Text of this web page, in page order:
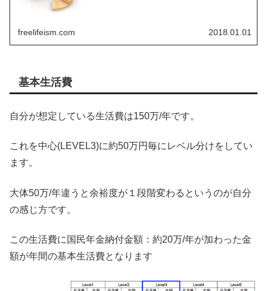
freelifeism.com 2018.01.01
基本生活費
自分が想定している生活費は150万/年です。
これを中心(LEVEL3)に約50万円毎にレベル分けをしてい
ます。
大体50万/年違うと余裕度が１段階変わるというのが自分
の感じ方です。
この生活費に国民年金納付金額：約20万/年が加わった金
額が年間の基本生活費となります